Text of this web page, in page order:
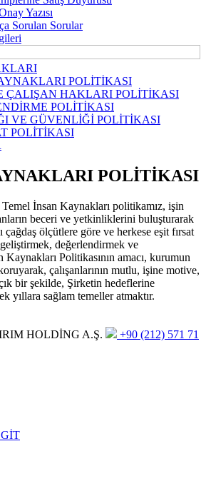
Yazısı
Sorulan Sorular
POLİTİKASI
ÇALIŞAN HAKLARI POLİTİKASI
POLİTİKASI
VE GÜVENLİĞİ POLİTİKASI
POLİTİKASI
POLİTİKASI
İnsan Kaynakları politikamız, işin
beceri ve yetkinliklerini buluşturarak
çağdaş ölçütlere göre ve herkese eşit fırsat
değerlendirmek ve
Politikasının amacı, kurumun
çalışanlarının mutlu, işine motive,
bir şekilde, Şirketin hedeflerine
yıllara sağlam temeller atmaktır.
HOLDİNG A.Ş.
+90 (212) 571 71